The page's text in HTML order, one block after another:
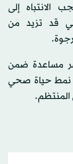
الانتباه إلى
قد تزيد من
مساعدة ضمن
نمط حياة صحي
المنتظم.